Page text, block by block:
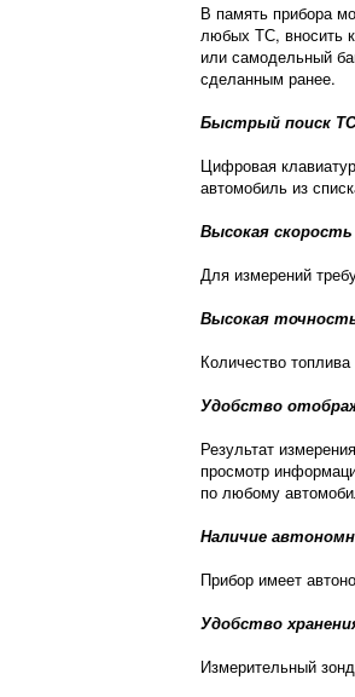
В память прибора
любых ТС, вносить
или самодельный
сделанным ранее.
Быстрый поиск
Цифровая
автомобиль из
Высокая
Для измерений
Высокая
Количество
Удобство
Результат
просмотр
по любому
Наличие
Прибор имеет
Удобство
Измерительный